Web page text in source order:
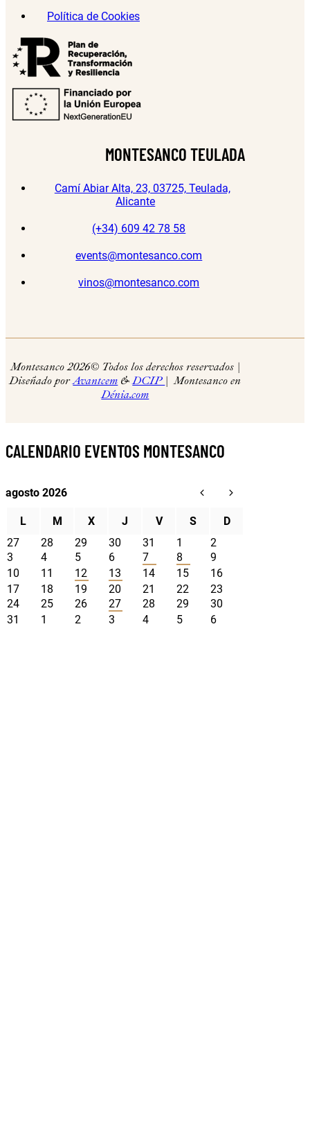
Política de Cookies
MONTESANCO TEULADA
Camí Abiar Alta, 23, 03725, Teulada,
Alicante
(+34) 609 42 78 58
events@montesanco.com
vinos@montesanco.com
Montesanco 2026© Todos los derechos reservados |
Diseñado porAvantcem &DCIP | Montesanco en
Dénia.com
CALENDARIO EVENTOS MONTESANCO
agosto 2026
L M X J V S
D
27
28 29 30 31 1
2
3
4 5 6 7 8
9
10
11 12 13 14 15
16
17
18 19 20 21 22
23
24
25 26 27 28 29
30
31
1 2 3 4 5 6